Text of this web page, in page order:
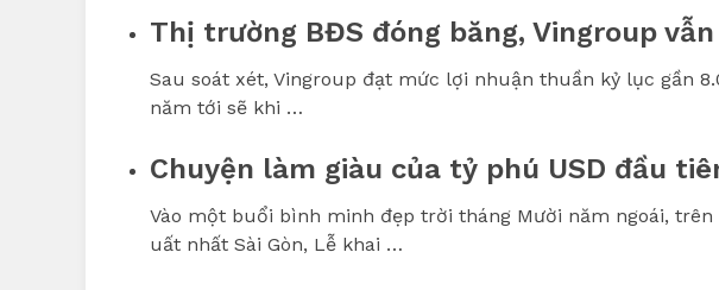
Thị trường BĐS đóng băng, Vingroup
Sau soát xét, Vingroup đạt mức lợi nhuận thuần kỷ lục gần
năm tới sẽ khi …
Chuyện làm giàu của tỷ phú USD đầu
Vào một buổi bình minh đẹp trời tháng Mười năm ngoái,
uất nhất Sài Gòn, Lễ khai …